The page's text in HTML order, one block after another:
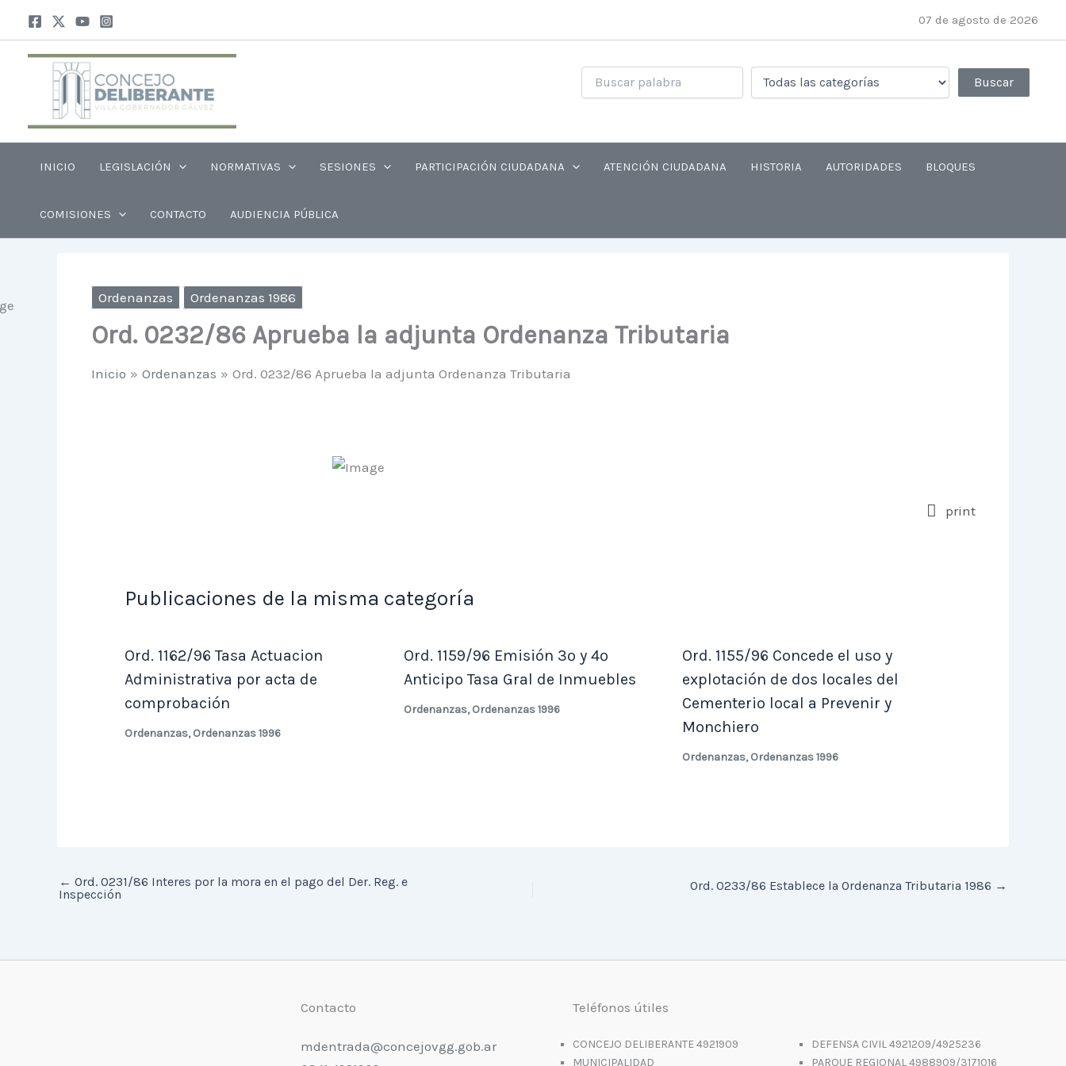
contenido
07 de agosto de 2026
INICIO LEGISLACIÓN NORMATIVAS SESIONES PARTICIPACIÓN CIUDADANA ATENCIÓN CIUDADANA HISTORIA AUTORIDADES BLOQUES
COMISIONES CONTACTO AUDIENCIA PÚBLICA
Ordenanzas Ordenanzas 1986
Ord. 0232/86 Aprueba la adjunta Ordenanza Tributaria
Inicio Ordenanzas Ord. 0232/86 Aprueba la adjunta Ordenanza Tributaria
print
Publicaciones de la misma categoría
Ord. 1162/96 Tasa Actuacion
Administrativa por acta de
comprobación
Ordenanzas,Ordenanzas 1996
Ord. 1159/96 Emisión 3º y 4º
Anticipo Tasa Gral de Inmuebles
Ordenanzas,Ordenanzas 1996
Ord. 1155/96 Concede el uso y
explotación de dos locales del
Cementerio local a Prevenir y
Monchiero
Ordenanzas,Ordenanzas 1996
← Ord. 0231/86 Interes por la mora en el pago del Der. Reg. e
Inspección
Ord. 0233/86 Establece la Ordenanza Tributaria 1986 →
Contacto
mdentrada@concejovgg.gob.ar
Teléfonos útiles
CONCEJO DELIBERANTE 4921909
MUNICIPALIDAD
DEFENSA CIVIL 4921209/4925236
PARQUE REGIONAL 4988909/3171016